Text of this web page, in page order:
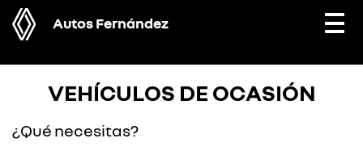
Autos Fernández
VEHÍCULOS DE OCASIÓN
¿Qué necesitas?